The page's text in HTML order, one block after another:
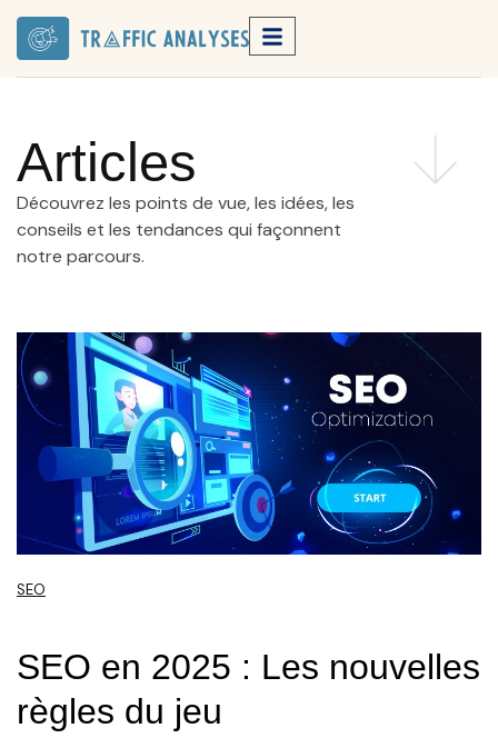
Articles
Découvrez les points de vue, les idées, les
conseils et les tendances qui façonnent
notre parcours.
SEO
SEO en 2025 : Les nouvelles
règles du jeu